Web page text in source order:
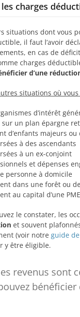
charges
situations dont vous
il faut l’avoir
en cas de
charges
d’une
situations où
d’intérêt
sur un plan épargne
d’enfants majeurs ou
à des ascendants
à un ex-conjoint
et dépenses
personne à domicile
dans une forêt ou
au capital d’une PME
le constater, les
et souvent
(voir notre guide
y être éligible.
revenus sont
bénéficier